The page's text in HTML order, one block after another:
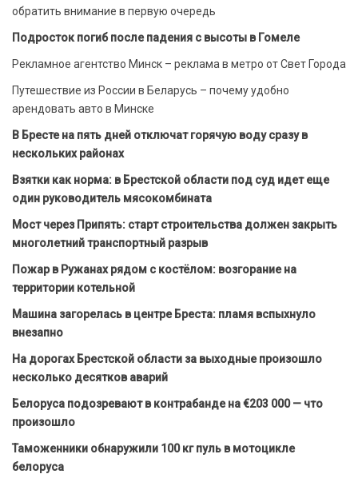
обратить внимание в первую очередь
Подросток погиб после падения с высоты в Гомеле
Рекламное агентство Минск – реклама в метро от Свет Города
Путешествие из России в Беларусь – почему удобно
арендовать авто в Минске
В Бресте на пять дней отключат горячую воду сразу в
нескольких районах
Взятки как норма: в Брестской области под суд идет еще
один руководитель мясокомбината
Мост через Припять: старт строительства должен закрыть
многолетний транспортный разрыв
Пожар в Ружанах рядом с костёлом: возгорание на
территории котельной
Машина загорелась в центре Бреста: пламя вспыхнуло
внезапно
На дорогах Брестской области за выходные произошло
несколько десятков аварий
Белоруса подозревают в контрабанде на €203 000 — что
произошло
Таможенники обнаружили 100 кг пуль в мотоцикле
белоруса